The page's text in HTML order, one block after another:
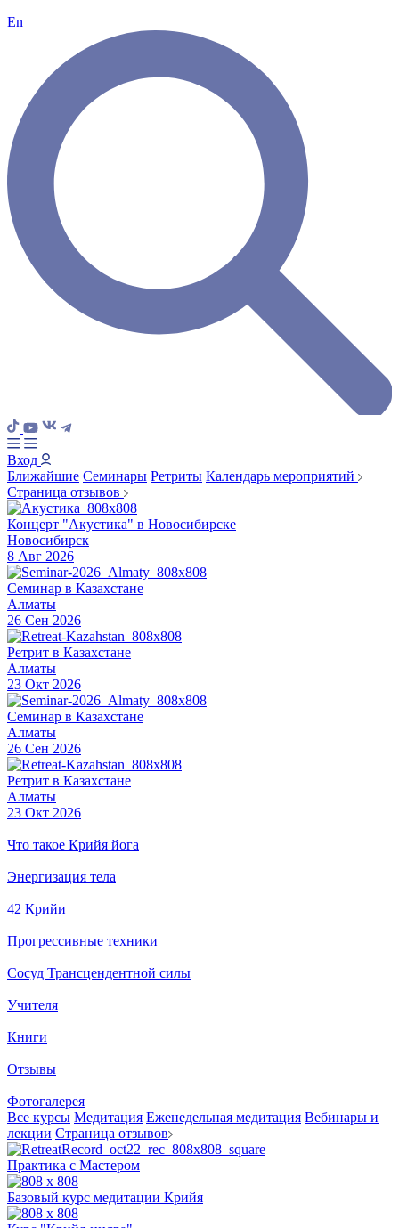
En
Вход
Ближайшие Семинары Ретриты Календарь мероприятий
Страница отзывов
Концерт "Акустика" в Новосибирске
Новосибирск
8 Авг 2026
Семинар в Казахстане
Алматы
26 Сен 2026
Ретрит в Казахстане
Алматы
23 Окт 2026
Семинар в Казахстане
Алматы
26 Сен 2026
Ретрит в Казахстане
Алматы
23 Окт 2026
Что такое Крийя йога
Энергизация тела
42 Крийи
Прогрессивные техники
Сосуд Трансцендентной силы
Учителя
Книги
Отзывы
Фотогалерея
Все курсы Медитация Еженедельная медитация Вебинары и
лекции Страница отзывов
Практика с Мастером
Базовый курс медитации Крийя